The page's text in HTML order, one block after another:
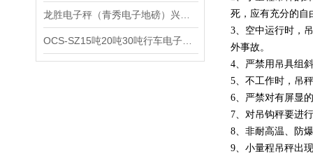
死，应有充分的自
3、空中运行时，
外事故。
4、严禁用吊具组
5、不工作时，吊
6、严禁对有屏显
7、对吊钩秤要进
8、非耐高温、防
9、小量程吊秤出